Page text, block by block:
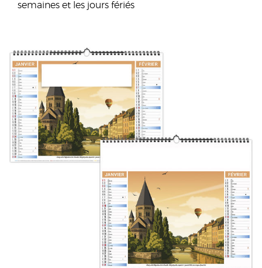
semaines et les jours fériés